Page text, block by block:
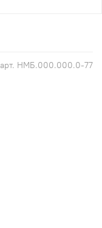
арт. НМБ.000.000.0-77